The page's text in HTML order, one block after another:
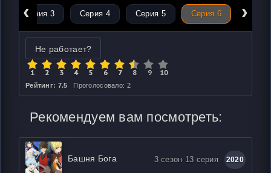
‹
Серия 3 Серия 4 Серия 5 Серия 6 ›
Не работает?
Рейтинг: 7.5 Проголосовало: 2
Рекомендуем вам посмотреть:
Башня Бога 3 сезон 13 серия 2020